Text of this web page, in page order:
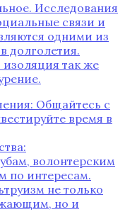
Исследования
связи и
одними из
долголетия.
так же
Общайтесь с
время в
волонтерским
по интересам.
не только
но и